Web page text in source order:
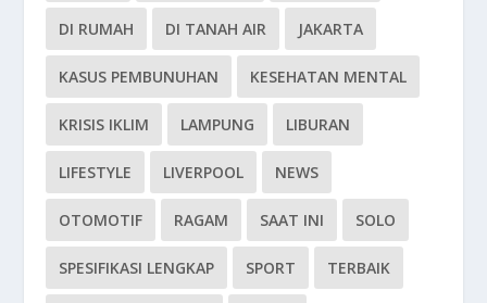
DI RUMAH DI TANAH AIR JAKARTA
KASUS PEMBUNUHAN KESEHATAN MENTAL
KRISIS IKLIM LAMPUNG LIBURAN
LIFESTYLE LIVERPOOL NEWS
OTOMOTIF RAGAM SAAT INI SOLO
SPESIFIKASI LENGKAP SPORT TERBAIK